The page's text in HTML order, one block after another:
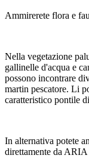
Ammirerete flora e
Nella vegetazione
gallinelle d'acqua e
possono incontrare
martin pescatore. Li
caratteristico pontile
In alternativa potete
direttamente da